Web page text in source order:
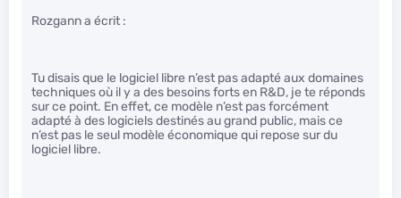
Rozgann a écrit :
Tu disais que le logiciel libre n’est pas adapté aux domaines
techniques où il y a des besoins forts en R&D, je te réponds
sur ce point. En effet, ce modèle n’est pas forcément
adapté à des logiciels destinés au grand public, mais ce
n’est pas le seul modèle économique qui repose sur du
logiciel libre.